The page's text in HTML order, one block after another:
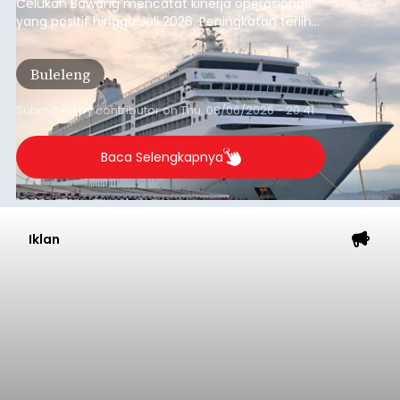
yang positif hingga Juli 2026. Peningkatan terlihat
dari arus kapal yang mencapai 1,48 juta Gross
Tonnage (GT), atau tumbuh 12,4 persen
dibandingkan periode yang sama tahun lalu
yang tercatat sebesar 1,32 juta GT.
Buleleng
Submitted bycontributoronThu, 08/06/2026 - 20:41
Baca Selengkapnya
Iklan